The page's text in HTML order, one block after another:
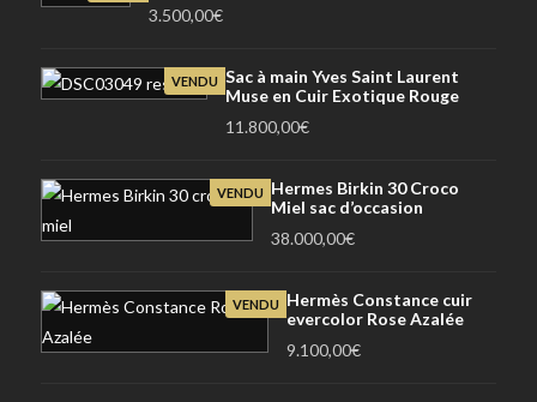
3.500,00€
VENDU Sac à main Yves Saint Laurent
Muse en Cuir Exotique Rouge
11.800,00€
VENDU
Hermes Birkin 30 Croco
Miel sac d’occasion
38.000,00€
VENDU
Hermès Constance cuir
evercolor Rose Azalée
9.100,00€